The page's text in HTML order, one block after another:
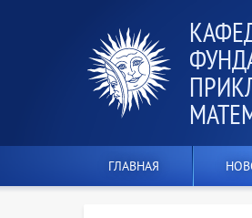
ГЛАВНАЯ